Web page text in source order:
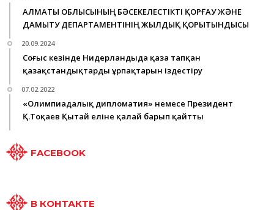
АЛМАТЫ ОБЛЫСЫНЫҢ БӘСЕКЕЛЕСТІКТІ ҚОРҒАУ ЖӘНЕ
ДАМЫТУ ДЕПАРТАМЕНТІНІҢ ЖЫЛДЫҚ ҚОРЫТЫНДЫСЫ
20.09.2024
Соғыс кезінде Нидерландыда қаза тапқан
қазақстандықтардың ұрпақтарын іздестіру
07.02.2022
«Олимпиадалық дипломатия» немесе Президент
Қ.Тоқаев Қытай еліне қалай барып қайтты
FACEBOOK
В КОНТАКТЕ